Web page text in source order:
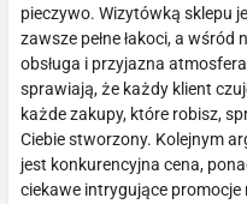
pieczywo. Wizytówką sklepu
zawsze pełne łakoci, a wśród
obsługa i przyjazna
sprawiają, że każdy klient
każde zakupy, które robisz,
Ciebie stworzony. Kolejnym
jest konkurencyjna cena,
ciekawe intrygujące